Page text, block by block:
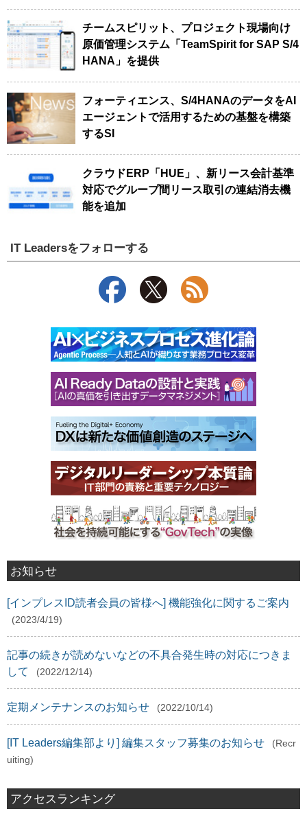
チームスピリット、プロジェクト現場向け
原価管理システム「TeamSpirit for SAP S/4
HANA」を提供
フォーティエンス、S/4HANAのデータをAI
エージェントで活用するための基盤を構築
するSI
クラウドERP「HUE」、新リース会計基準
対応でグループ間リース取引の連結消去機
能を追加
IT Leadersをフォローする
お知らせ
[インプレスID読者会員の皆様へ] 機能強化に関するご案内
(2023/4/19)
記事の続きが読めないなどの不具合発生時の対応につきま
して
(2022/12/14)
定期メンテナンスのお知らせ (2022/10/14)
[IT Leaders編集部より] 編集スタッフ募集のお知らせ
(Recr
uiting)
アクセスランキング